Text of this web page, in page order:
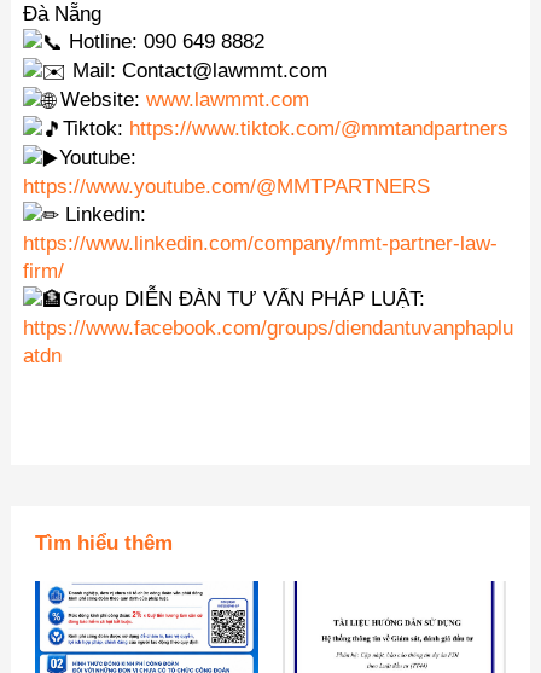
Đà Nẵng
Hotline: 090 649 8882
Mail: Contact@lawmmt.com
Website:www.lawmmt.com
Tiktok: https://www.tiktok.com/@mmtandpartners
Youtube:
https://www.youtube.com/@MMTPARTNERS
Linkedin:
https://www.linkedin.com/company/mmt-partner-law-
firm/
Group DIỄN ĐÀN TƯ VẤN PHÁP LUẬT:
https://www.facebook.com/groups/diendantuvanphaplu
atdn
Tìm hiểu thêm